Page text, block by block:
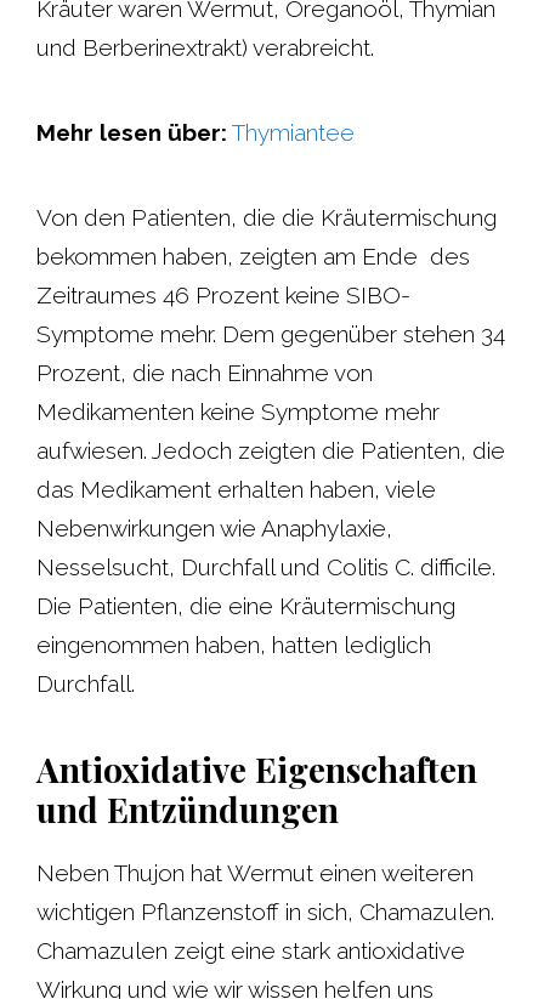
Kräuter waren Wermut, Oreganoöl, Thymian
und Berberinextrakt) verabreicht.
Mehr lesen über: Thymiantee
Von den Patienten, die die Kräutermischung
bekommen haben, zeigten am Ende des
Zeitraumes 46 Prozent keine SIBO-
Symptome mehr. Dem gegenüber stehen 34
Prozent, die nach Einnahme von
Medikamenten keine Symptome mehr
aufwiesen. Jedoch zeigten die Patienten, die
das Medikament erhalten haben, viele
Nebenwirkungen wie Anaphylaxie,
Nesselsucht, Durchfall und Colitis C. difficile.
Die Patienten, die eine Kräutermischung
eingenommen haben, hatten lediglich
Durchfall.
Antioxidative Eigenschaften
und Entzündungen
Neben Thujon hat Wermut einen weiteren
wichtigen Pflanzenstoff in sich, Chamazulen.
Chamazulen zeigt eine stark antioxidative
Wirkung und wie wir wissen helfen uns